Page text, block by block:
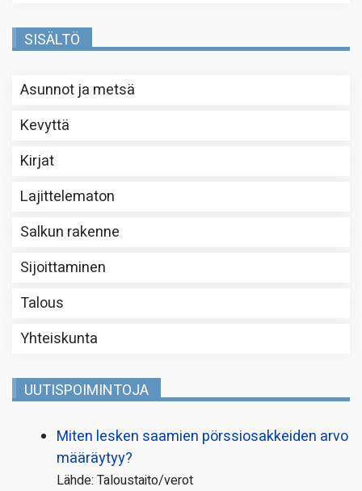
SISÄLTÖ
Asunnot ja metsä
Kevyttä
Kirjat
Lajittelematon
Salkun rakenne
Sijoittaminen
Talous
Yhteiskunta
UUTISPOIMINTOJA
Miten lesken saamien pörssi­osakkeiden arvo
määräytyy?
Lähde: Taloustaito/verot